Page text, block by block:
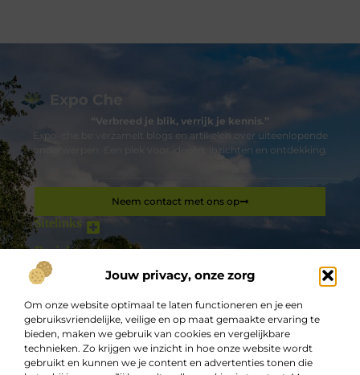
Jouw privacy, onze zorg
Om onze website optimaal te laten functioneren en je een
gebruiksvriendelijke, veilige en op maat gemaakte ervaring te
bieden, maken we gebruik van cookies en vergelijkbare
technieken. Zo krijgen we inzicht in hoe onze website wordt
gebruikt en kunnen we je content en advertenties tonen die
“Verbreed je blik, verrijk je kennis.”
Expo-che.be verzamelt blogs en artikelen over uiteenlopende
onderwerpen. Een plek voor ideeën, inzichten en ontdekking.
Sitelinks
De best gelezen stukken op een rij
Kamperen
Een 3D-scanner kopen die u met één hand vast kunt
houden
Buitensauna aanschaffen? Dit zijn de voordelen!
Bericht categorie
Neem contact met ons op